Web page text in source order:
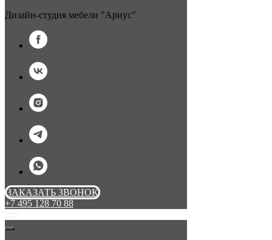
Дизайн-студия мебели "Ариус"
ЗАКАЗАТЬ ЗВОНОК
+7 495 128 70 88